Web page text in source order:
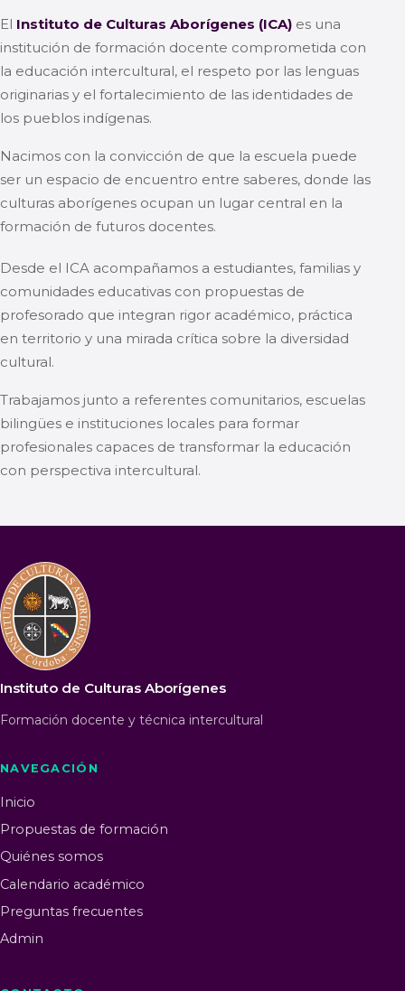
El Instituto de Culturas Aborígenes (ICA) es una
institución de formación docente comprometida con
la educación intercultural, el respeto por las lenguas
originarias y el fortalecimiento de las identidades de
los pueblos indígenas.
Nacimos con la convicción de que la escuela puede
ser un espacio de encuentro entre saberes, donde las
culturas aborígenes ocupan un lugar central en la
formación de futuros docentes.
Desde el ICA acompañamos a estudiantes, familias y
comunidades educativas con propuestas de
profesorado que integran rigor académico, práctica
en territorio y una mirada crítica sobre la diversidad
cultural.
Trabajamos junto a referentes comunitarios, escuelas
bilingües e instituciones locales para formar
profesionales capaces de transformar la educación
con perspectiva intercultural.
Instituto de Culturas Aborígenes
Formación docente y técnica intercultural
NAVEGACIÓN
Inicio
Propuestas de formación
Quiénes somos
Calendario académico
Preguntas frecuentes
Admin